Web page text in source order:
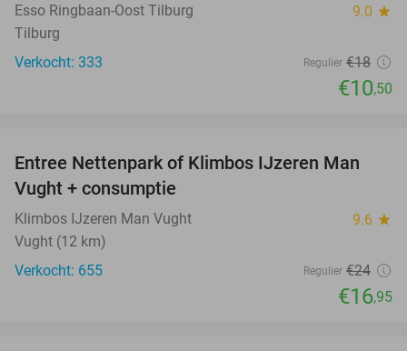
Esso Ringbaan-Oost Tilburg 9.0 star
Tilburg
Verkocht: 333
Regulier €18
€10,50
29%
Entree Nettenpark of Klimbos IJzeren Man
Vught + consumptie
Klimbos IJzeren Man Vught 9.6 star
Vught (12 km)
Verkocht: 655
Regulier €24
€16,95